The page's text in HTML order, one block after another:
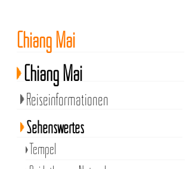
Chiang Mai
Chiang Mai
Reiseinformationen
Sehenswertes
Tempel